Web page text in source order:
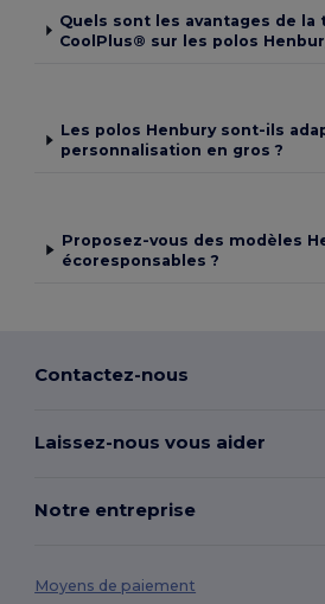
Quels sont les avantages de la
CoolPlus® sur les polos
Les polos Henbury sont-ils
personnalisation en gros ?
Proposez-vous des modèles
écoresponsables ?
Contactez-nous
Laissez-nous vous aider
Notre entreprise
Moyens de paiement